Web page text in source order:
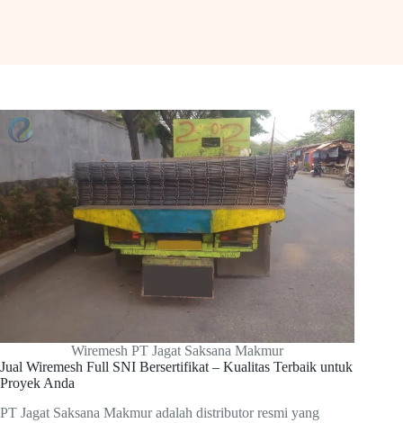
Wiremesh PT Jagat Saksana Makmur
Jual Wiremesh Full SNI Bersertifikat – Kualitas Terbaik untuk
Proyek Anda
PT Jagat Saksana Makmur adalah distributor resmi yang